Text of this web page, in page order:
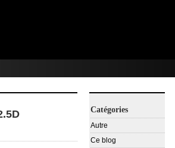
Catégories
Autre
Ce blog